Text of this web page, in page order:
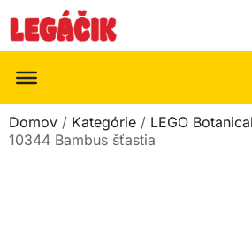
Domov / Kategórie / LEGO
10344 Bambus šťastia